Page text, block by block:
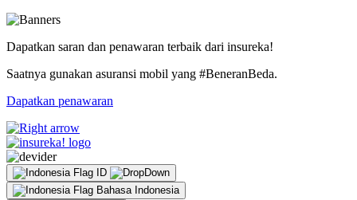
Dapatkan saran dan penawaran terbaik dari insureka!
Saatnya gunakan asuransi mobil yang #BeneranBeda.
Dapatkan penawaran
ID
Bahasa Indonesia